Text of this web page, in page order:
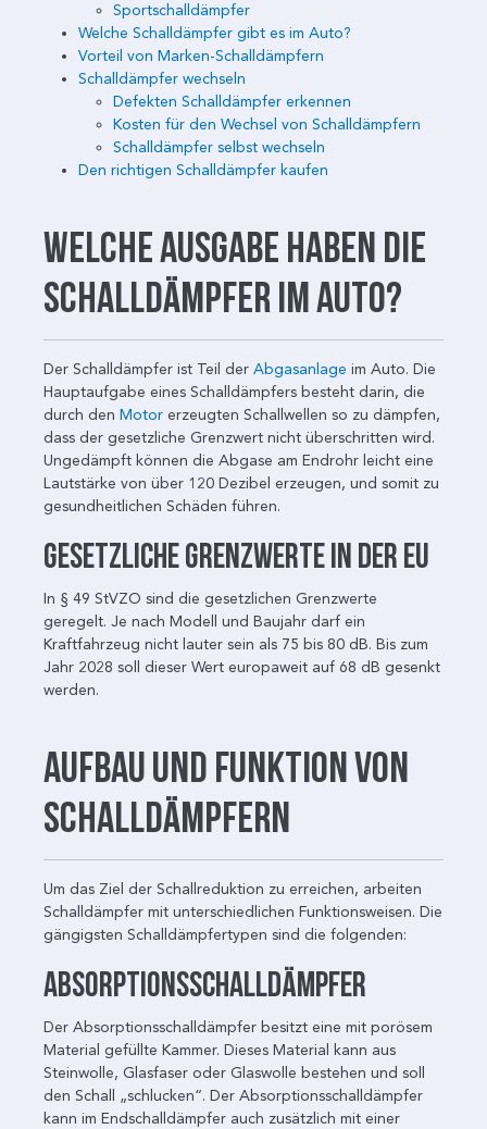
Sportschalldämpfer
Welche Schalldämpfer gibt es im Auto?
Vorteil von Marken-Schalldämpfern
Schalldämpfer wechseln
Defekten Schalldämpfer erkennen
Kosten für den Wechsel von Schalldämpfern
Schalldämpfer selbst wechseln
Den richtigen Schalldämpfer kaufen
Welche Ausgabe haben die
Schalldämpfer im Auto?
Der Schalldämpfer ist Teil der Abgasanlage im Auto. Die
Hauptaufgabe eines Schalldämpfers besteht darin, die
durch den Motor erzeugten Schallwellen so zu dämpfen,
dass der gesetzliche Grenzwert nicht überschritten wird.
Ungedämpft können die Abgase am Endrohr leicht eine
Lautstärke von über 120 Dezibel erzeugen, und somit zu
gesundheitlichen Schäden führen.
Gesetzliche Grenzwerte in der EU
In § 49 StVZO sind die gesetzlichen Grenzwerte
geregelt. Je nach Modell und Baujahr darf ein
Kraftfahrzeug nicht lauter sein als 75 bis 80 dB. Bis zum
Jahr 2028 soll dieser Wert europaweit auf 68 dB gesenkt
werden.
Aufbau und Funktion von
Schalldämpfern
Um das Ziel der Schallreduktion zu erreichen, arbeiten
Schalldämpfer mit unterschiedlichen Funktionsweisen. Die
gängigsten Schalldämpfertypen sind die folgenden:
Absorptionsschalldämpfer
Der Absorptionsschalldämpfer besitzt eine mit porösem
Material gefüllte Kammer. Dieses Material kann aus
Steinwolle, Glasfaser oder Glaswolle bestehen und soll
den Schall „schlucken“. Der Absorptionsschalldämpfer
kann im Endschalldämpfer auch zusätzlich mit einer